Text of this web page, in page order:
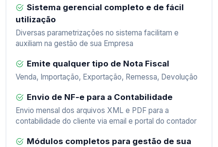
Sistema gerencial completo e de fácil
utilização
Diversas parametrizações no sistema facilitam e
auxiliam na gestão de sua Empresa
Emite qualquer tipo de Nota Fiscal
Venda, Importação, Exportação, Remessa, Devolução
Envio de NF-e para a Contabilidade
Envio mensal dos arquivos XML e PDF para a
contabilidade do cliente via email e portal do contador
Módulos completos para gestão de sua